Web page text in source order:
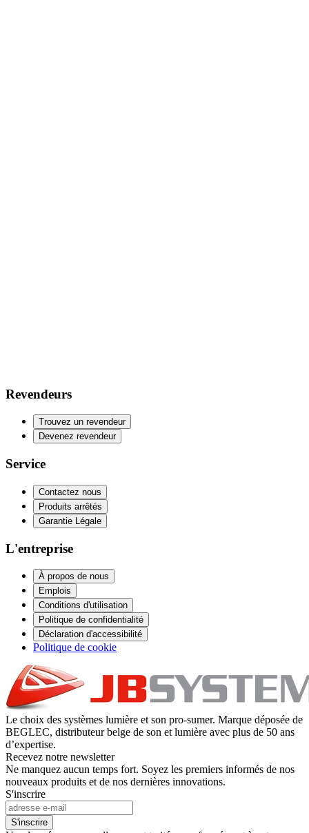
Revendeurs
Trouvez un revendeur
Devenez revendeur
Service
Contactez nous
Produits arrêtés
Garantie Légale
L'entreprise
À propos de nous
Emplois
Conditions d'utilisation
Politique de confidentialité
Déclaration d'accessibilité
Politique de cookie
Le choix des systèmes lumière et son pro-sumer. Marque déposée de
BEGLEC, distributeur belge de son et lumière avec plus de 50 ans
d’expertise.
Recevez notre newsletter
Ne manquez aucun temps fort. Soyez les premiers informés de nos
nouveaux produits et de nos dernières innovations.
S'inscrire
S'inscrire